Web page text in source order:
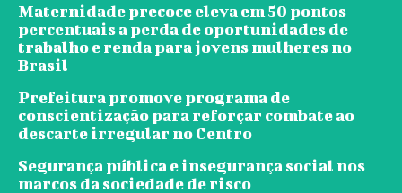
Maternidade precoce eleva em 50 pontos
percentuais a perda de oportunidades de
trabalho e renda para jovens mulheres no
Brasil
Prefeitura promove programa de
conscientização para reforçar combate ao
descarte irregular no Centro
Segurança pública e insegurança social nos
marcos da sociedade de risco